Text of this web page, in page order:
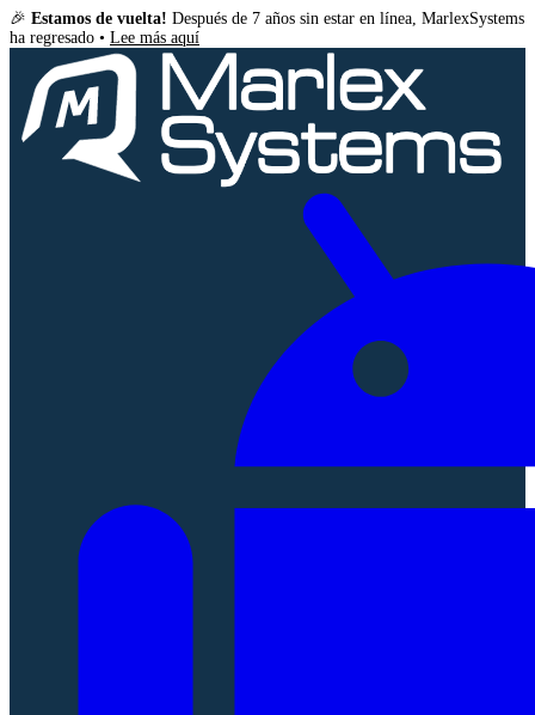
🎉 Estamos de vuelta! Después de 7 años sin estar en línea, MarlexSystems
ha regresado • Lee más aquí